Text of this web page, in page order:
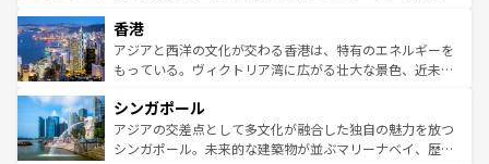
とつ。フォーやバインミー、ベトナムコーヒーなどは、ぜ
ひ現地で味わいたい。どの地域を訪れてもあたたかい人々
が旅行者を迎えてくれるので、きっと忘れられない旅にな
参照してほしい。
の活気が交差している。北部ではチェンマイなどの山岳地
帯で自然と触れ合い、南部ではプーケットやクラビの美し
いビーチでリゾート気分を楽しむことができる。タイ料理
激する。気候は一年中温暖で、どの季節にも異なる楽しみ
が待っている。親しみやすいタイの人々、仏教を中心とし
た文化、そして多様な観光資源が、訪れる旅人を魅了し続
香港
アジアと西洋の文化が交わる香港は、特有のエネルギーを
もっている。ヴィクトリア湾に広がる壮大な景色、近未来
み、どこを訪れても感動するはず。観光スポットが密集し
ており、効率よく見どころを回れるのも魅力。息をのむよ
うな絶景から文化的な体験まで、香港を存分に楽しみ尽く
シンガポール
アジアの交差点として多文化が融合した独自の魅力を放つ
シンガポール。未来的な建築物が並ぶマリーナベイ、歴史